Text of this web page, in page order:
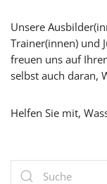
Unsere
Trainer(innen) und
freuen uns auf
selbst auch daran,
Helfen Sie mit,